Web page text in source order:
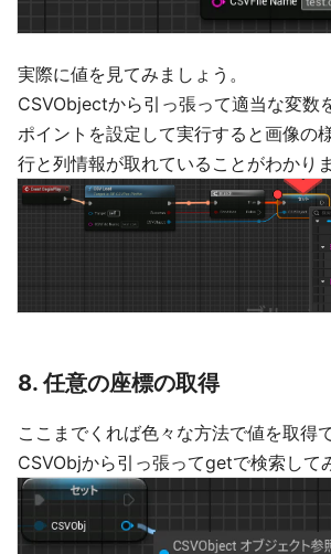
実際に値を見てみましょう。
CSVObjectから引っ張って適当な変数
ポイントを設定して実行すると画像の
行と列情報が取れていることがわかりま
8. 任意の座標の取得
ここまでくれば色々な方法で値を取得
CSVObjから引っ張ってgetで検索して